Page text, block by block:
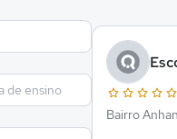
Bairro